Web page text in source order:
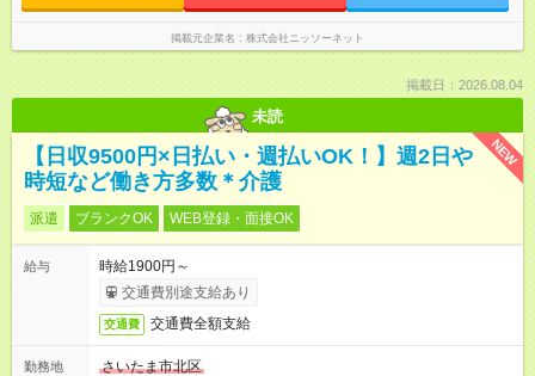
掲載元企業名 株式会社ニッソーネット
掲載日：2026.08.04
未読
NEW
【日収9500円×日払い・週払いOK！】週2日や
時短など働き方多数＊介護
派遣 ブランクOK WEB登録・面接OK
給与
時給1900円～
交通費別途支給あり
交通費 交通費全額支給
勤務地
さいたま市北区